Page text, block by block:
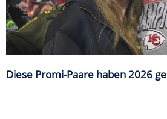
Diese Promi-Paare haben 2026